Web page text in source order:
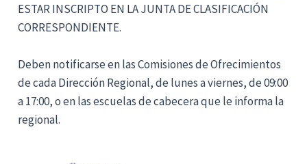
ESTAR INSCRIPTO EN LA JUNTA DE CLASIFICACIÓN
CORRESPONDIENTE.
Deben notificarse en las Comisiones de Ofrecimientos
de cada Dirección Regional, de lunes a viernes, de 09:00
a 17:00, o en las escuelas de cabecera que le informa la
regional.